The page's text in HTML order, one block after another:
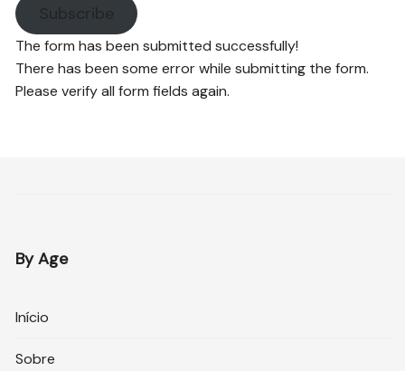
Subscribe
The form has been submitted successfully!
There has been some error while submitting the form.
Please verify all form fields again.
By Age
Início
Sobre